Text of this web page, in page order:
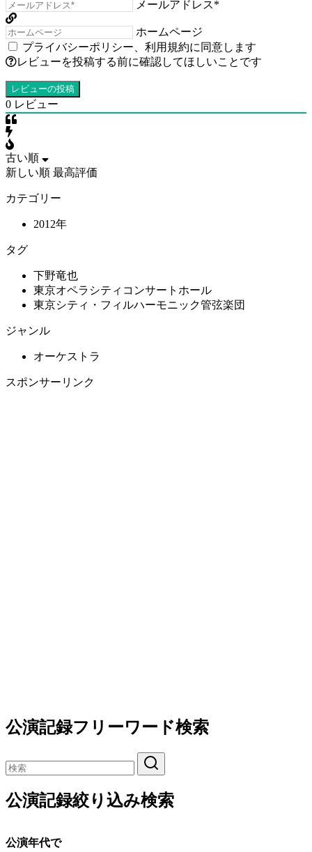
メールアドレス*
ホームページ
プライバシーポリシー
利用規約に同意します
レビューを投稿する前に確認してほしいことです
0 レビュー
古い順
新しい順 最高評価
カテゴリー
2012年
タグ
下野竜也
東京オペラシティコンサートホール
東京シティ・フィルハーモニック管弦楽団
ジャンル
オーケストラ
スポンサーリンク
公演記録フリーワード検索
公演記録絞り込み検索
公演年代で